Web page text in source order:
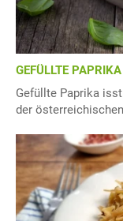
GEFÜLLTE PAPRIKA
Gefüllte Paprika
der